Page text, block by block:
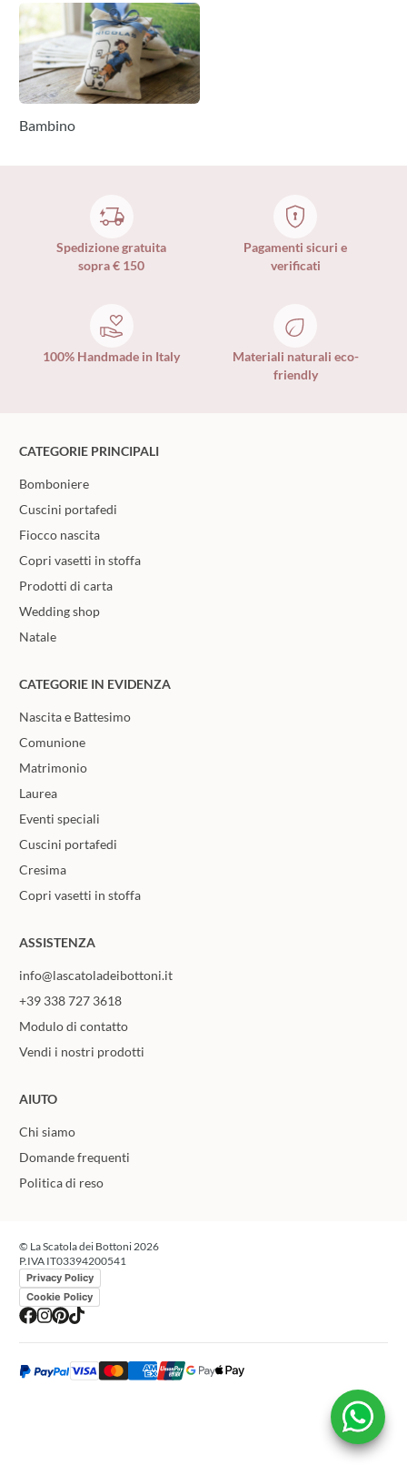
Bambino
Spedizione gratuita
sopra € 150
Pagamenti sicuri e
verificati
100% Handmade in Italy
Materiali naturali eco-
friendly
CATEGORIE PRINCIPALI
Bomboniere
Cuscini portafedi
Fiocco nascita
Copri vasetti in stoffa
Prodotti di carta
Wedding shop
Natale
CATEGORIE IN EVIDENZA
Nascita e Battesimo
Comunione
Matrimonio
Laurea
Eventi speciali
Cuscini portafedi
Cresima
Copri vasetti in stoffa
ASSISTENZA
info@lascatoladeibottoni.it
+39 338 727 3618
Modulo di contatto
Vendi i nostri prodotti
AIUTO
Chi siamo
Domande frequenti
Politica di reso
© La Scatola dei Bottoni 2026
P.IVA IT03394200541
Privacy Policy
Cookie Policy